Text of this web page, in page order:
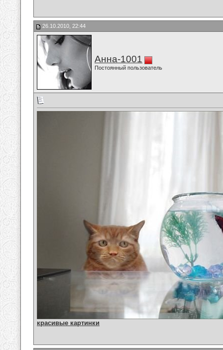
26.10.2010, 22:44
Анна-1001
Постоянный пользователь
красивые картинки